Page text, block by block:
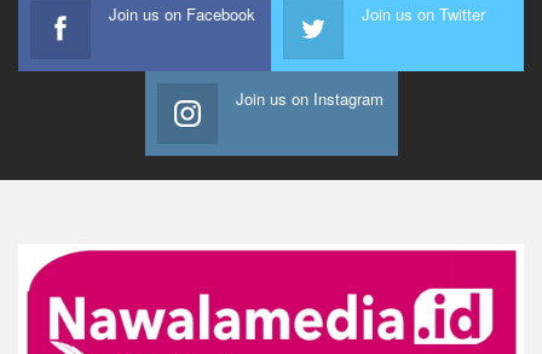
Join us on Facebook Join us on Twitter
Join us on Instagram